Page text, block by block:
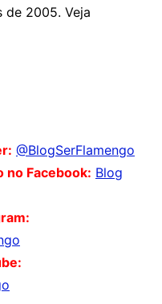
de 2005. Veja
@BlogSerFlamengo
no Facebook: Blog